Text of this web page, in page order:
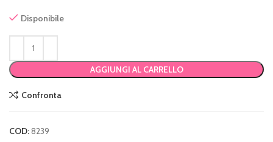
Disponibile
AGGIUNGI AL CARRELLO
Confronta
COD:8239